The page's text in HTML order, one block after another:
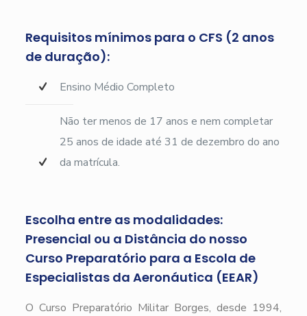
Requisitos mínimos para o CFS (2 anos
de duração):
Ensino Médio Completo
Não ter menos de 17 anos e nem completar
25 anos de idade até 31 de dezembro do ano
da matrícula.
Escolha entre as modalidades:
Presencial ou a Distância do nosso
Curso Preparatório para a Escola de
Especialistas da Aeronáutica (EEAR)
O Curso Preparatório Militar Borges, desde 1994,